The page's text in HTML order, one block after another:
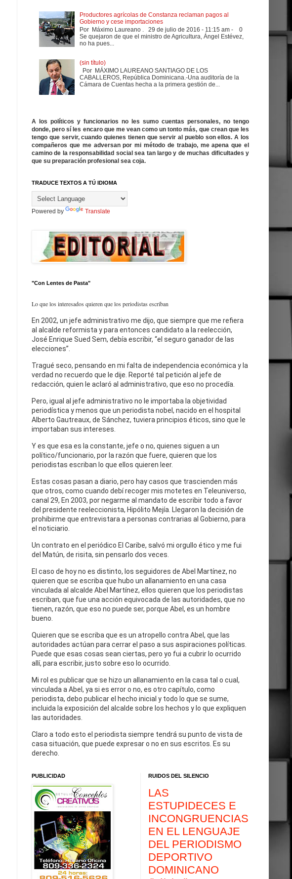
Productores agrícolas de Constanza reclaman pagos al
Gobierno y cese importaciones
Por Máximo Laureano . 29 de julio de 2016 - 11:15 am - 0
Se quejaron de que el ministro de Agricultura, Ángel Estévez,
no ha pues...
(sin título)
Por MÁXIMO LAUREANO SANTIAGO DE LOS
CABALLEROS, República Dominicana.-Una auditoría de la
Cámara de Cuentas hecha a la primera gestión de...
A los políticos y funcionarios no les sumo cuentas personales, no tengo
donde, pero sí les encaro que me vean como un tonto más, que crean que les
tengo que servir, cuando quienes tienen que servir al pueblo son ellos. A los
compañeros que me adversan por mi método de trabajo, me apena que el
camino de la responsabilidad social sea tan largo y de muchas dificultades y
que su preparación profesional sea coja.
TRADUCE TEXTOS A TÚ IDIOMA
Powered by Translate
"Con Lentes de Pasta"
Lo que los interesados quieren que los periodistas escriban
En 2002, un jefe administrativo me dijo, que siempre que me refiera
al alcalde reformista y para entonces candidato a la reelección,
José Enrique Sued Sem, debía escribir, “el seguro ganador de las
elecciones”.
Tragué seco, pensando en mi falta de independencia económica y la
verdad no recuerdo que le dije. Reporté tal petición al jefe de
redacción, quien le aclaró al administrativo, que eso no procedía.
Pero, igual al jefe administrativo no le importaba la objetividad
periodística y menos que un periodista nobel, nacido en el hospital
Alberto Gautreaux, de Sánchez, tuviera principios éticos, sino que le
importaban sus intereses.
Y es que esa es la constante, jefe o no, quienes siguen a un
político/funcionario, por la razón que fuere, quieren que los
periodistas escriban lo que ellos quieren leer.
Estas cosas pasan a diario, pero hay casos que trascienden más
que otros, como cuando debí recoger mis motetes en Teleuniverso,
canal 29, En 2003, por negarme al mandato de escribir todo a favor
del presidente reeleccionista, Hipólito Mejía. Llegaron la decisión de
prohibirme que entrevistara a personas contrarias al Gobierno, para
el noticiario.
Un contrato en el periódico El Caribe, salvó mi orgullo ético y me fui
del Matún, de risita, sin pensarlo dos veces.
El caso de hoy no es distinto, los seguidores de Abel Martínez, no
quieren que se escriba que hubo un allanamiento en una casa
vinculada al alcalde Abel Martínez, ellos quieren que los periodistas
escriban, que fue una acción equivocada de las autoridades, que no
tienen, razón, que eso no puede ser, porque Abel, es un hombre
bueno.
Quieren que se escriba que es un atropello contra Abel, que las
autoridades actúan para cerrar el paso a sus aspiraciones políticas.
Puede que esas cosas sean ciertas, pero yo fui a cubrir lo ocurrido
allí, para escribir, justo sobre eso lo ocurrido.
Mi rol es publicar que se hizo un allanamiento en la casa tal o cual,
vinculada a Abel, ya si es error o no, es otro capítulo, como
periodista, debo publicar el hecho inicial y todo lo que se sume,
incluida la exposición del alcalde sobre los hechos y lo que expliquen
las autoridades.
Claro a todo esto el periodista siempre tendrá su punto de vista de
casa situación, que puede expresar o no en sus escritos. Es su
derecho.
PUBLICIDAD RUIDOS DEL SILENCIO
LAS
ESTUPIDECES E
INCONGRUENCIAS
EN EL LENGUAJE
DEL PERIODISMO
DEPORTIVO
DOMINICANO